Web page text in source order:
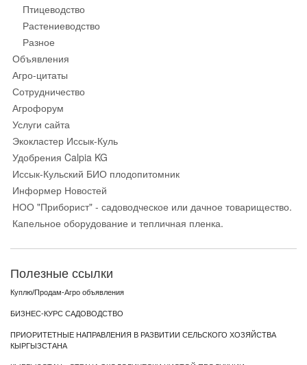
Птицеводство
Растениеводство
Разное
Объявления
Агро-цитаты
Сотрудничество
Агрофорум
Услуги сайта
Экокластер Иссык-Куль
Удобрения Calpia KG
Иссык-Кульский БИО плодопитомник
Информер Новостей
НОО "Приборист" - садоводческое или дачное товарищество.
Капельное оборудование и тепличная пленка.
Полезные ссылки
Куплю/Продам-Агро объявления
БИЗНЕС-КУРС САДОВОДСТВО
ПРИОРИТЕТНЫЕ НАПРАВЛЕНИЯ В РАЗВИТИИ СЕЛЬСКОГО ХОЗЯЙСТВА
КЫРГЫЗСТАНА